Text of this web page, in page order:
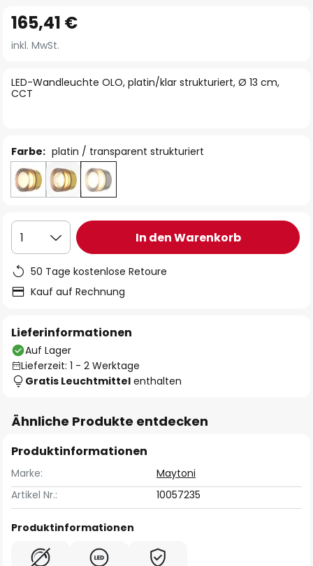
Anfang
der
springen
LED-Wandleuchte OLO, platin/klar strukturiert, Ø 13 cm,
CCT
165,41 €
inkl. MwSt.
Farbe: platin / transparent strukturiert
1 In den Warenkorb
50 Tage kostenlose Retoure
Kauf auf Rechnung
Lieferinformationen
Auf Lager
Lieferzeit: 1 - 2 Werktage
Gratis Leuchtmittel enthalten
Ähnliche Produkte entdecken
Produktinformationen
Marke:
Maytoni
Artikel Nr.:
10057235
Produktinformationen